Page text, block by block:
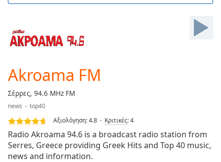
Skip
Forward
Mute
Loaded:
0.00%
Stream
Type LIVE
Seek to
live,
currently
Akroama FM
Σέρρες, 94.6 MHz FM
news
top40
Αξιολόγηση:4.8 Κριτικές:4
Radio Akroama 94.6 is a broadcast radio station from
Serres, Greece providing Greek Hits and Top 40 music,
news and information.